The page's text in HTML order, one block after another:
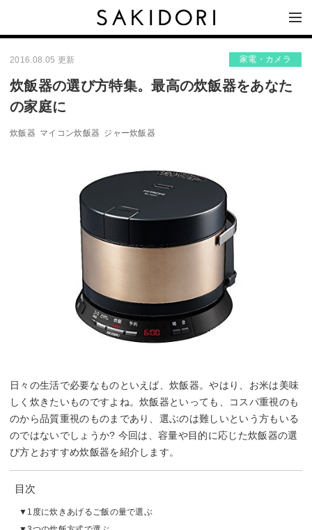
2016.08.05 更新 家電・カメラ
炊飯器の選び方特集。最高の炊飯器をあなた
の家庭に
炊飯器 マイコン炊飯器 ジャー炊飯器
日々の生活で必要なものといえば、炊飯器。やはり、お米は美味
しく炊きたいものですよね。炊飯器といっても、コスパ重視のも
のから品質重視のものまであり、選ぶのは難しいという方もいる
のではないでしょうか? 今回は、容量や目的に応じた炊飯器の選
び方とおすすめ炊飯器を紹介します。
目次
1度に炊きあげるご飯の量で選ぶ